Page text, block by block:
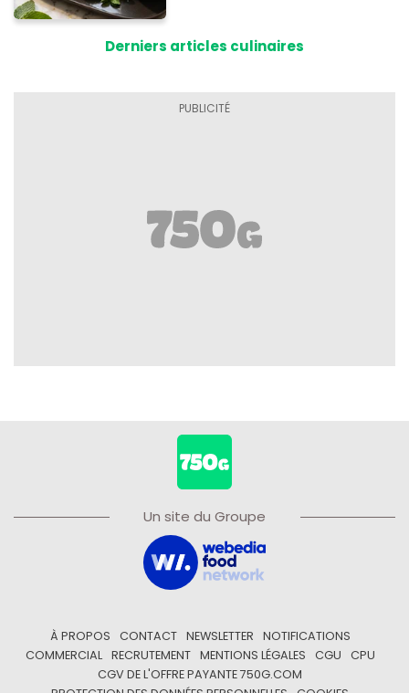
Derniers articles culinaires
Un site du Groupe
À PROPOS CONTACT NEWSLETTER
NOTIFICATIONS
COMMERCIAL
RECRUTEMENT MENTIONS LÉGALES CGU
CPU
CGV DE L'OFFRE PAYANTE 750G.COM